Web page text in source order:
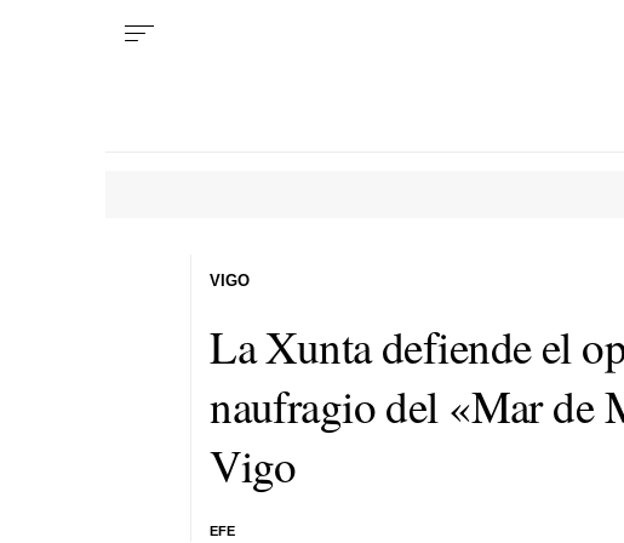
La Xunta defiende el
naufragio del «Mar de
Vigo
EFE
VIGO